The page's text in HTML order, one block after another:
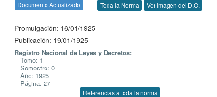
Documento Actualizado Toda la Norma Ver Imagen del D.O.
Promulgación: 16/01/1925
Publicación: 19/01/1925
Registro Nacional de Leyes y Decretos:
Tomo: 1
Semestre: 0
Año: 1925
Página: 27
Referencias a toda la norma